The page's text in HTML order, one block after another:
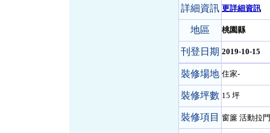
詳細資訊 更詳細資訊
地區 桃園縣
刊登日期 2019-10-15
裝修場地 住家-
裝修坪數 15 坪
裝修項目 窗簾 活動拉